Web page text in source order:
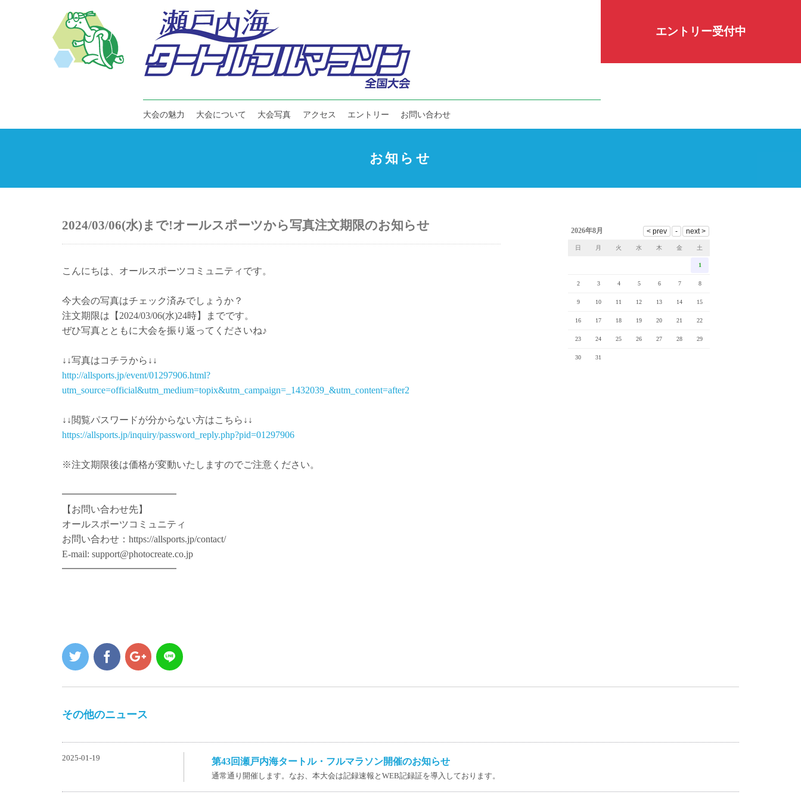
大会の魅力 大会について 大会写真 アクセス エントリー お問い合わせ
エントリー受付中
お知らせ
2024/03/06(水)まで!オールスポーツから写真注文期限のお知らせ
こんにちは、オールスポーツコミュニティです。
今大会の写真はチェック済みでしょうか？
注文期限は【2024/03/06(水)24時】までです。
ぜひ写真とともに大会を振り返ってくださいね♪
↓↓写真はコチラから↓↓
http://allsports.jp/event/01297906.html?
utm_source=official&utm_medium=topix&utm_campaign=_1432039_&utm_content=after2
↓↓閲覧パスワードが分からない方はこちら↓↓
https://allsports.jp/inquiry/password_reply.php?pid=01297906
※注文期限後は価格が変動いたしますのでご注意ください。
━━━━━━━━━━━━
【お問い合わせ先】
オールスポーツコミュニティ
お問い合わせ：https://allsports.jp/contact/
E-mail: support@photocreate.co.jp
━━━━━━━━━━━━
2026年8月
日 月 火 水 木 金 土
1
2 3 4 5 6 7 8
9 10 11 12 13 14 15
16 17 18 19 20 21 22
23 24 25 26 27 28 29
30 31
その他のニュース
2025-01-19 第43回瀬戸内海タートル・フルマラソン開催のお知らせ
通常通り開催します。なお、本大会は記録速報とWEB記録証を導入しております。